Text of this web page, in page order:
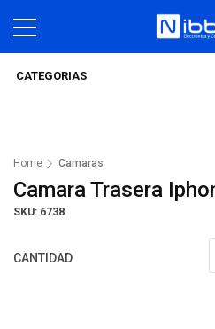
CATEGORIAS
Home Camaras
Camara Trasera
SKU: 6738
CANTIDAD